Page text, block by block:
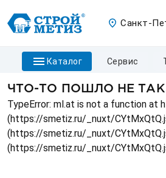
Санкт-
каталог сервис
ЧТО-ТО ПОШЛО НЕ
TypeError: ml.at is not a function at
(https://smetiz.ru/_nuxt/
(https://smetiz.ru/_nuxt/
(https://smetiz.ru/_nuxt/